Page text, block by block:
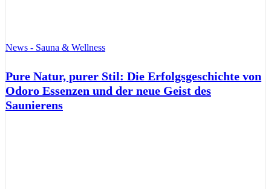
News - Sauna & Wellness
Pure Natur, purer Stil: Die Erfolgsgeschichte von
Odoro Essenzen und der neue Geist des
Saunierens